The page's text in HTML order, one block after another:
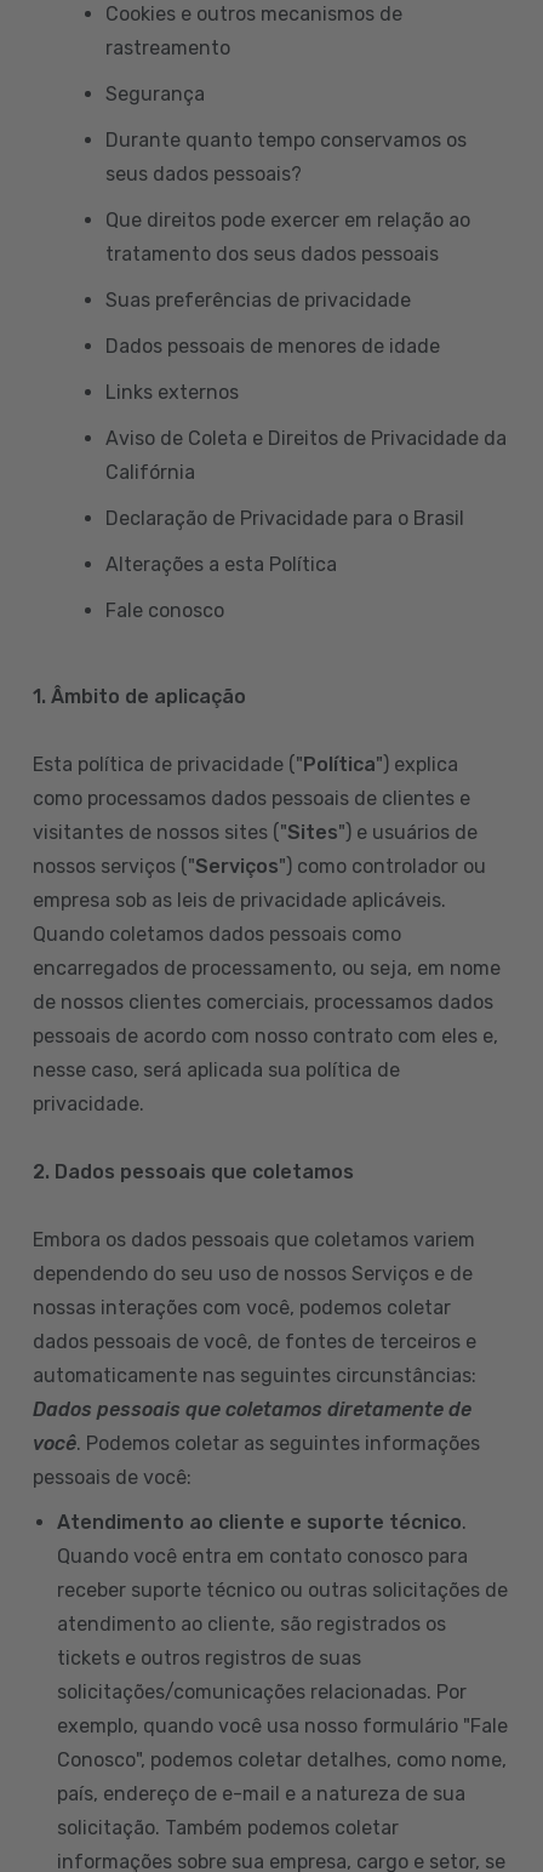
Cookies e outros mecanismos de
rastreamento
Segurança
Durante quanto tempo conservamos os
seus dados pessoais?
Que direitos pode exercer em relação ao
tratamento dos seus dados pessoais
Suas preferências de privacidade
Dados pessoais de menores de idade
Links externos
Aviso de Coleta e Direitos de Privacidade da
Califórnia
Declaração de Privacidade para o Brasil
Alterações a esta Política
Fale conosco
1. Âmbito de aplicação
Esta política de privacidade ("Política") explica
como processamos dados pessoais de clientes e
visitantes de nossos sites ("Sites") e usuários de
nossos serviços ("Serviços") como controlador ou
empresa sob as leis de privacidade aplicáveis.
Quando coletamos dados pessoais como
encarregados de processamento, ou seja, em nome
de nossos clientes comerciais, processamos dados
pessoais de acordo com nosso contrato com eles e,
nesse caso, será aplicada sua política de
privacidade.
2. Dados pessoais que coletamos
Embora os dados pessoais que coletamos variem
dependendo do seu uso de nossos Serviços e de
nossas interações com você, podemos coletar
dados pessoais de você, de fontes de terceiros e
automaticamente nas seguintes circunstâncias:
Dados pessoais que coletamos diretamente de
você. Podemos coletar as seguintes informações
pessoais de você:
Atendimento ao cliente e suporte técnico.
Quando você entra em contato conosco para
receber suporte técnico ou outras solicitações de
atendimento ao cliente, são registrados os
tickets e outros registros de suas
solicitações/comunicações relacionadas. Por
exemplo, quando você usa nosso formulário "Fale
Conosco", podemos coletar detalhes, como nome,
país, endereço de e-mail e a natureza de sua
solicitação. Também podemos coletar
informações sobre sua empresa, cargo e setor, se